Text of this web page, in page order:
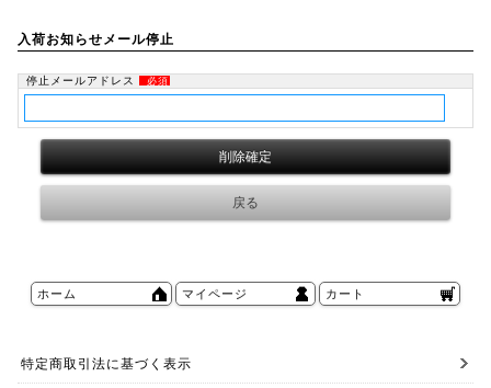
入荷お知らせメール停止
停止メールアドレス 必須
ホーム マイページ カート
特定商取引法に基づく表示